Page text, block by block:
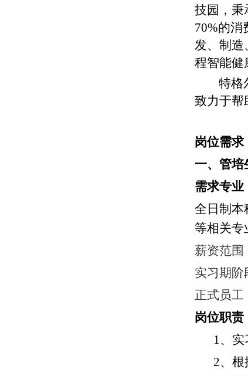
技园，秉
70%的消
发、制造
程智能健
特格
致力于帮
岗位需求
一、 管培
需求专业
全日制 本
等相关专
薪资范围
实习期阶
正式员工
岗位职责
1、
2、根